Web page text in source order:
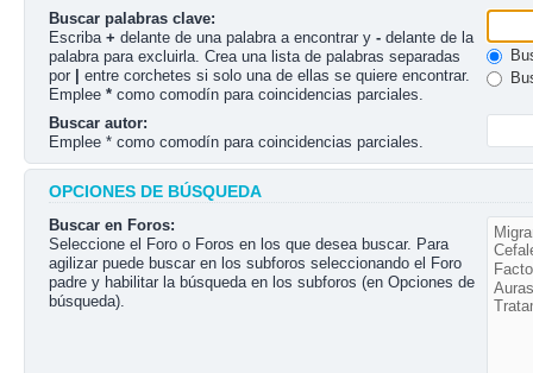
Buscar palabras clave:
Escriba + delante de una palabra a encontrar y - delante de la
palabra para excluirla. Crea una lista de palabras separadas
por
entre corchetes si solo una de ellas se quiere encontrar.
Emplee * como comodín para coincidencias parciales.
Buscar autor:
Emplee * como comodín para coincidencias parciales.
OPCIONES DE BÚSQUEDA
Buscar en Foros:
Seleccione el Foro o Foros en los que desea buscar. Para
agilizar puede buscar en los subforos seleccionando el Foro
padre y habilitar la búsqueda en los subforos (en Opciones de
búsqueda).